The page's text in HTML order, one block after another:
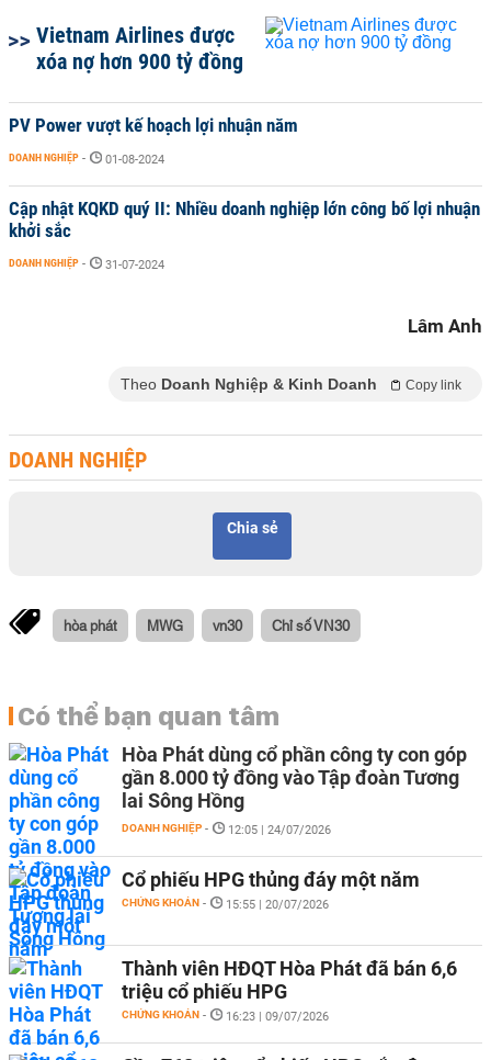
Vietnam Airlines được
xóa nợ hơn 900 tỷ đồng
PV Power vượt kế hoạch lợi nhuận năm
DOANH NGHIỆP - 01-08-2024
Cập nhật KQKD quý II: Nhiều doanh nghiệp lớn công bố lợi nhuận
khởi sắc
DOANH NGHIỆP - 31-07-2024
Lâm Anh
Theo Doanh Nghiệp & Kinh Doanh Copy link
DOANH NGHIỆP
Chia sẻ
hòa phát MWG vn30 Chỉ số VN30
Có thể bạn quan tâm
Hòa Phát dùng cổ phần công ty con góp
gần 8.000 tỷ đồng vào Tập đoàn Tương
lai Sông Hồng
DOANH NGHIỆP - 12:05 | 24/07/2026
Cổ phiếu HPG thủng đáy một năm
CHỨNG KHOÁN - 15:55 | 20/07/2026
Thành viên HĐQT Hòa Phát đã bán 6,6
triệu cổ phiếu HPG
CHỨNG KHOÁN - 16:23 | 09/07/2026